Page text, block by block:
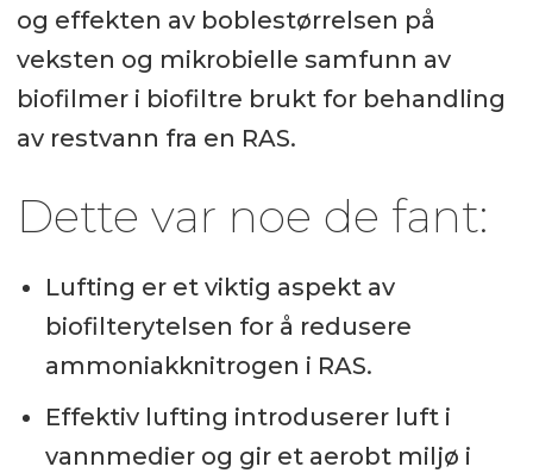
og effekten av boblestørrelsen på
veksten og mikrobielle samfunn av
biofilmer i biofiltre brukt for behandling
av restvann fra en RAS.
Dette var noe de fant:
Lufting er et viktig aspekt av
biofilterytelsen for å redusere
ammoniakknitrogen i RAS.
Effektiv lufting introduserer luft i
vannmedier og gir et aerobt miljø i